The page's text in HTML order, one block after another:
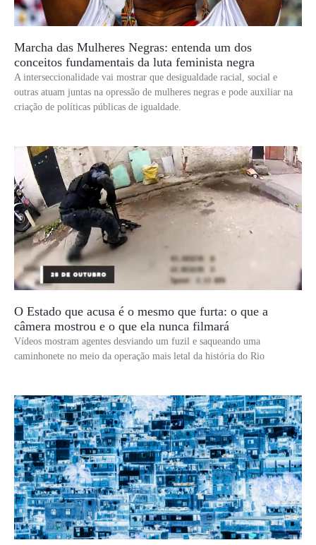
Marcha das Mulheres Negras: entenda um dos
conceitos fundamentais da luta feminista negra
A interseccionalidade vai mostrar que desigualdade racial, social e
outras atuam juntas na opressão de mulheres negras e pode auxiliar na
criação de políticas públicas de igualdade.
O Estado que acusa é o mesmo que furta: o que a
câmera mostrou e o que ela nunca filmará
Vídeos mostram agentes desviando um fuzil e saqueando uma
caminhonete no meio da operação mais letal da história do Rio